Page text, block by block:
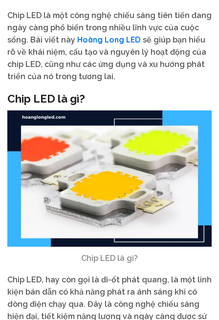
Chip LED là một công nghệ chiếu sáng tiên tiến đang
ngày càng phổ biến trong nhiều lĩnh vực của cuộc
sống. Bài viết này Hoàng Long LED sẽ giúp bạn hiểu
rõ về khái niệm, cấu tạo và nguyên lý hoạt động của
chip LED, cũng như các ứng dụng và xu hướng phát
triển của nó trong tương lai.
Chip LED là gì?
Chip LED là gì?
Chip LED, hay còn gọi là đi-ốt phát quang, là một linh
kiện bán dẫn có khả năng phát ra ánh sáng khi có
dòng điện chạy qua. Đây là công nghệ chiếu sáng
hiện đại, tiết kiệm năng lượng và ngày càng được sử